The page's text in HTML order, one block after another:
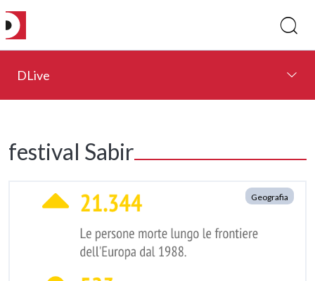
DLive
festival Sabir
Geografia